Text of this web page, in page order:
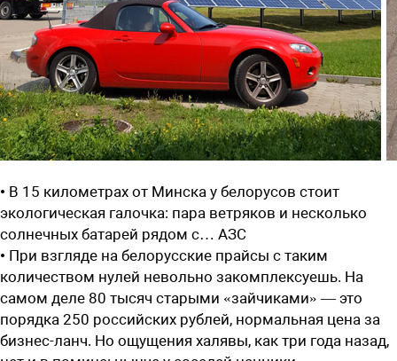
• В 15 километрах от Минска у белорусов стоит
экологическая галочка: пара ветряков и несколько
солнечных батарей рядом с… АЗС
• При взгляде на белорусские прайсы с таким
количеством нулей невольно закомплексуешь. На
самом деле 80 тысяч старыми «зайчиками» — это
порядка 250 российских рублей, нормальная цена за
бизнес-ланч. Но ощущения халявы, как три года назад,